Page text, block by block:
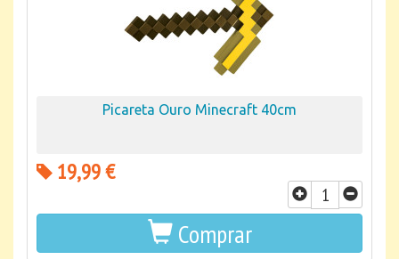
Picareta Ouro Minecraft 40cm
19,99 €
Comprar